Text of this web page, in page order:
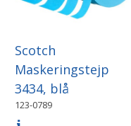
Scotch
Maskeringstejp
3434, blå
123-0789